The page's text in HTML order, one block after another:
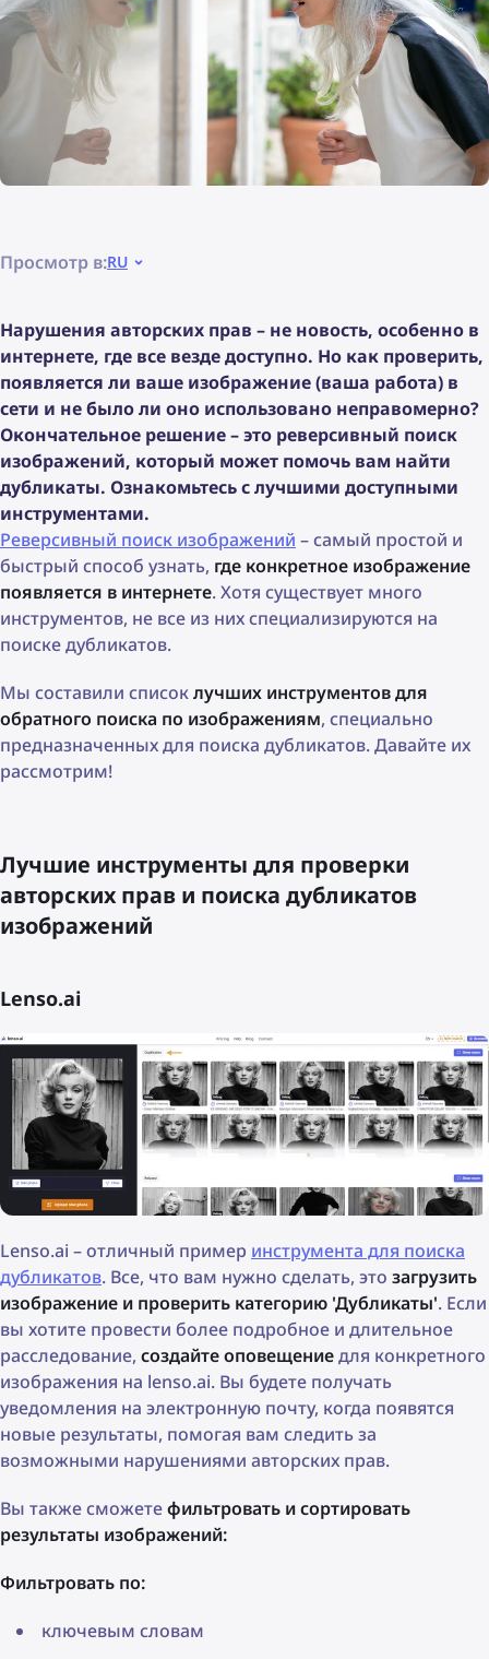
Просмотр в:RU
Нарушения авторских прав – не новость, особенно в
интернете, где все везде доступно. Но как проверить,
появляется ли ваше изображение (ваша работа) в
сети и не было ли оно использовано неправомерно?
Окончательное решение – это реверсивный поиск
изображений, который может помочь вам найти
дубликаты. Ознакомьтесь с лучшими доступными
инструментами.
Реверсивный поиск изображений – самый простой и
быстрый способ узнать, где конкретное изображение
появляется в интернете. Хотя существует много
инструментов, не все из них специализируются на
поиске дубликатов.
Мы составили списоклучших инструментов для
обратного поиска по изображениям, специально
предназначенных для поиска дубликатов. Давайте их
рассмотрим!
Лучшие инструменты для проверки
авторских прав и поиска дубликатов
изображений
Lenso.ai
Lenso.ai – отличный пример инструмента для поиска
дубликатов. Все, что вам нужно сделать, это загрузить
изображение и проверить категорию 'Дубликаты'. Если
вы хотите провести более подробное и длительное
расследование, создайте оповещениедля конкретного
изображения на lenso.ai. Вы будете получать
уведомления на электронную почту, когда появятся
новые результаты, помогая вам следить за
возможными нарушениями авторских прав.
Вы также сможетефильтровать и сортировать
результаты изображений:
Фильтровать по:
ключевым словам